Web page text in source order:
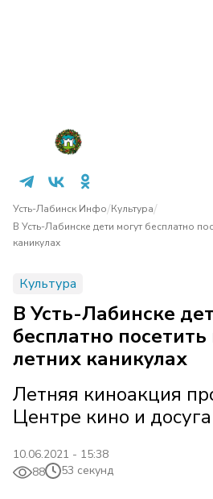
Усть-Лабинск Инфо/Культура/
В Усть-Лабинске дети могут бесплатно
каникулах
Культура
В Усть-Лабинске
бесплатно
летних каникулах
Летняя киноакция
Центре кино и
10.06.2021 - 15:38
88
53 секунд